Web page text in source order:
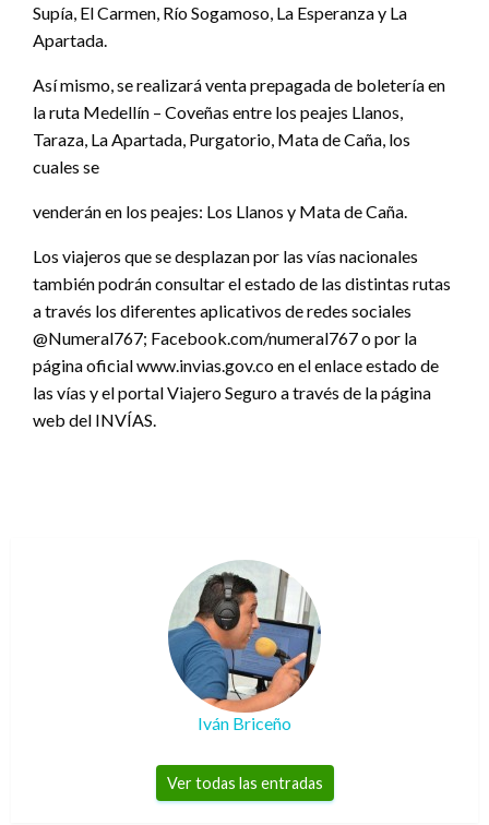
Supía, El Carmen, Río Sogamoso, La Esperanza y La
Apartada.
Así mismo, se realizará venta prepagada de boletería en
la ruta Medellín – Coveñas entre los peajes Llanos,
Taraza, La Apartada, Purgatorio, Mata de Caña, los
cuales se
venderán en los peajes: Los Llanos y Mata de Caña.
Los viajeros que se desplazan por las vías nacionales
también podrán consultar el estado de las distintas rutas
a través los diferentes aplicativos de redes sociales
@Numeral767; Facebook.com/numeral767 o por la
página oficial www.invias.gov.co en el enlace estado de
las vías y el portal Viajero Seguro a través de la página
web del INVÍAS.
Iván Briceño
Ver todas las entradas